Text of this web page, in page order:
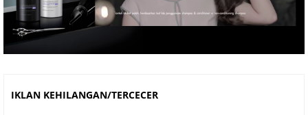
IKLAN KEHILANGAN/TERCECER